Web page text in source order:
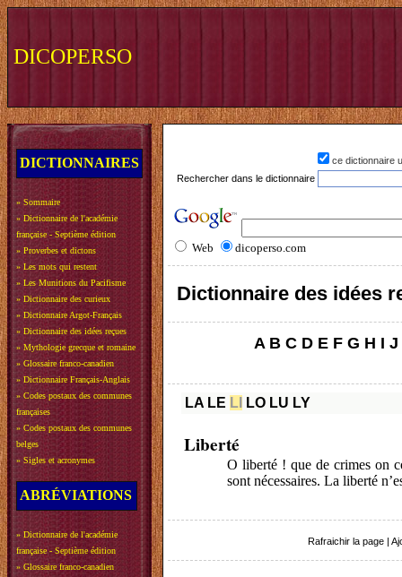
DICOPERSO
DICTIONNAIRES
» Sommaire
» Dictionnaire de l'académie
française - Septième édition
» Proverbes et dictons
» Les mots qui restent
» Les Munitions du Pacifisme
» Dictionnaire des curieux
» Dictionnaire Argot-Français
» Dictionnaire des idées reçues
» Mythologie grecque et romaine
» Glossaire franco-canadien
» Dictionnaire Français-Anglais
» Codes postaux des communes
françaises
» Codes postaux des communes
belges
» Sigles et acronymes
ABRÉVIATIONS
» Dictionnaire de l'académie
française - Septième édition
» Glossaire franco-canadien
ce dictionnaire
Rechercher dans le dictionnaire
Web dicoperso.com
Dictionnaire des idées
A B C D E F G H I J
LA LE LI LO LU LY
Liberté
O liberté ! que de crimes on
sont nécessaires. La liberté
Rafraichir la page